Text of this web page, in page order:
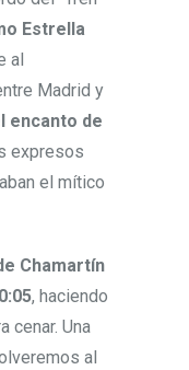
Estrella
al
Madrid y
encanto de
expresos
el mítico
Chamartín
, haciendo
cenar. Una
al